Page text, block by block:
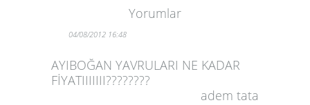
Yorumlar
04/08/2012 16:48
AYIBOĞAN YAVRULARI NE KADAR
FİYATIIIIIII????????
adem tata